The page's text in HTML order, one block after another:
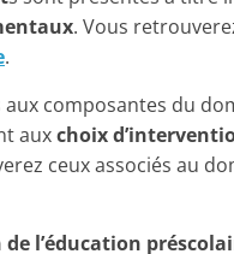
. Vous
.
aux composantes du
auxchoix
ceux associés au
l’éducation